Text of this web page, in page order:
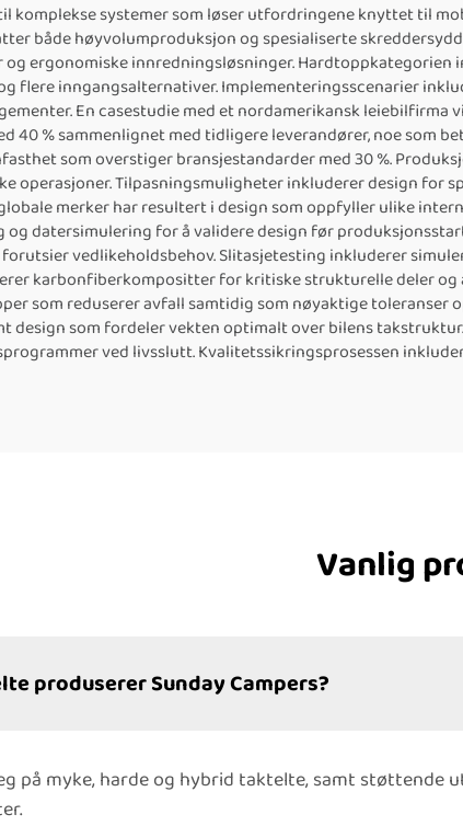
komplekse systemer som løser utfordringene knyttet til
både høyvolumproduksjon og spesialiserte
ergonomiske innredningsløsninger.
flere inngangsalternativer. Implementeringsscenarier
En casestudie med et nordamerikansk
40 % sammenlignet med tidligere leverandører, noe som
som overstiger bransjestandarder med 30 %.
operasjoner. Tilpasningsmuligheter inkluderer design
merker har resultert i design som oppfyller ulike
datersimulering for å validere design før
vedlikeholdsbehov. Slitasjetesting inkluderer
karbonfiberkompositter for kritiske strukturelle deler
som reduserer avfall samtidig som nøyaktige
design som fordeler vekten optimalt over bilens
ved livsslutt. Kvalitetssikringsprosessen
Vanlig
produserer Sunday Campers?
på myke, harde og hybrid taktelte, samt